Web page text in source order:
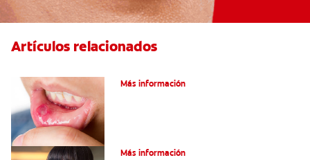
Artículos relacionados
Más información
Más información